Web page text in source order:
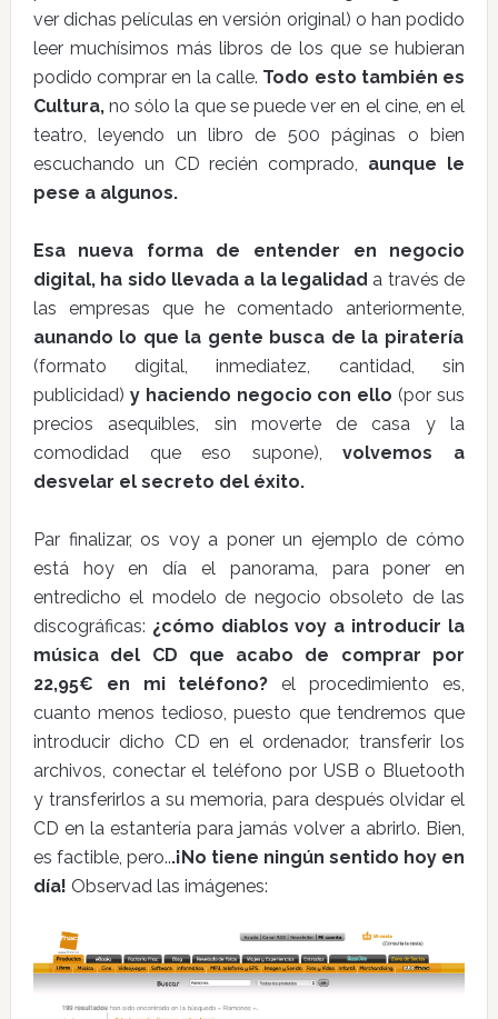
ver dichas películas en versión original) o han podido
leer muchísimos más libros de los que se hubieran
podido comprar en la calle. Todo esto también es
Cultura,no sólo la que se puede ver en el cine, en el
teatro, leyendo un libro de 500 páginas o bien
escuchando un CD recién comprado, aunque le
pese a algunos.
Esa nueva forma de entender en negocio
digital, ha sido llevada a la legalidad a través de
las empresas que he comentado anteriormente,
aunando lo que la gente busca de la piratería
(formato digital, inmediatez, cantidad, sin
publicidad) y haciendo negocio con ello (por sus
precios asequibles, sin moverte de casa y la
comodidad que eso supone),volvemos a
desvelar el secreto del éxito.
Par finalizar, os voy a poner un ejemplo de cómo
está hoy en día el panorama, para poner en
entredicho el modelo de negocio obsoleto de las
discográficas: ¿cómo diablos voy a introducir la
música del CD que acabo de comprar por
22,95€ en mi teléfono?el procedimiento es,
cuanto menos tedioso, puesto que tendremos que
introducir dicho CD en el ordenador, transferir los
archivos, conectar el teléfono por USB o Bluetooth
y transferirlos a su memoria, para después olvidar el
CD en la estantería para jamás volver a abrirlo. Bien,
es factible, pero...¡No tiene ningún sentido hoy en
día! Observad las imágenes: